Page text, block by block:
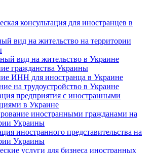
консультация для иностранцев в
вид на жительство на территории
вид на жительство в Украине
гражданства Украины
ИНН для иностранца в Украине
на трудоустройство в Украине
предприятия с иностранными
в Украине
иностранными гражданами на
Украины
иностранного представительства на
Украины
услуги для бизнеса иностранных